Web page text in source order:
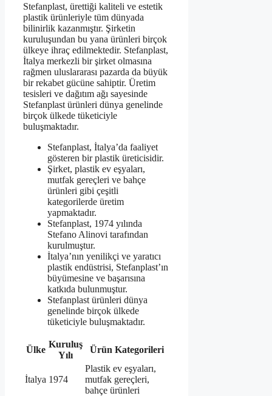
Stefanplast, ürettiği kaliteli ve estetik
plastik ürünleriyle tüm dünyada
bilinirlik kazanmıştır. Şirketin
kuruluşundan bu yana ürünleri birçok
ülkeye ihraç edilmektedir. Stefanplast,
İtalya merkezli bir şirket olmasına
rağmen uluslararası pazarda da büyük
bir rekabet gücüne sahiptir. Üretim
tesisleri ve dağıtım ağı sayesinde
Stefanplast ürünleri dünya genelinde
birçok ülkede tüketiciyle
buluşmaktadır.
Stefanplast, İtalya’da faaliyet
gösteren bir plastik üreticisidir.
Şirket, plastik ev eşyaları,
mutfak gereçleri ve bahçe
ürünleri gibi çeşitli
kategorilerde üretim
yapmaktadır.
Stefanplast, 1974 yılında
Stefano Alinovi tarafından
kurulmuştur.
İtalya’nın yenilikçi ve yaratıcı
plastik endüstrisi, Stefanplast’ın
büyümesine ve başarısına
katkıda bulunmuştur.
Stefanplast ürünleri dünya
genelinde birçok ülkede
tüketiciyle buluşmaktadır.
Ülke
Kuruluş
Yılı
Ürün Kategorileri
İtalya 1974
Plastik ev eşyaları,
mutfak gereçleri,
bahçe ürünleri